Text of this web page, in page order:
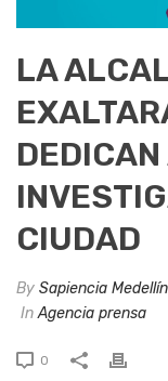
LA
CIUDAD
By Sapiencia Medellín
InAgencia prensa
0